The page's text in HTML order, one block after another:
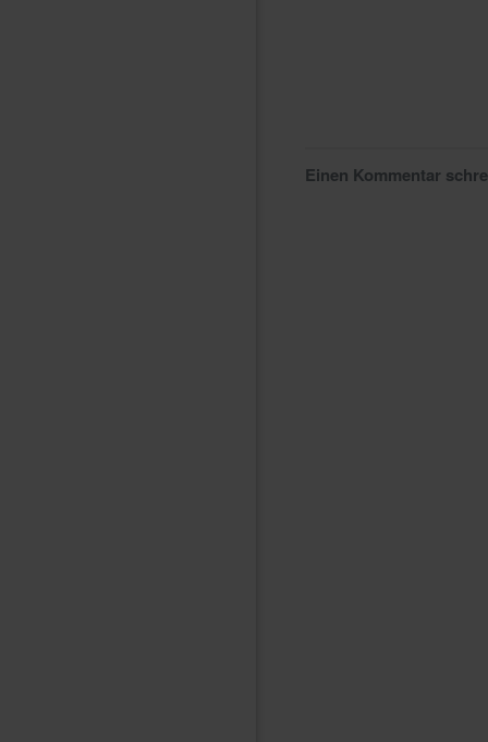
Einen Kommentar